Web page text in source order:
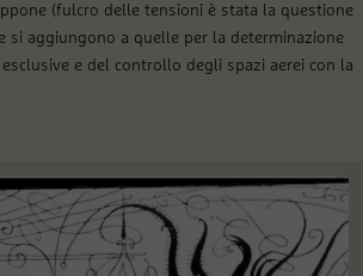
(fulcro delle tensioni è stata la questione
si aggiungono a quelle per la determinazione
e del controllo degli spazi aerei con la